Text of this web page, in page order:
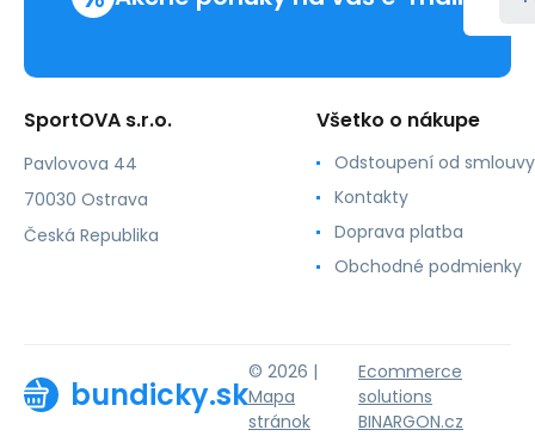
SportOVA s.r.o.
Pavlovova 44
70030 Ostrava
Česká Republika
Všetko o nákupe
Odstoupení od smlouvy
Kontakty
Doprava platba
Obchodné podmienky
bundicky.sk
© 2026 |
Mapa
stránok
Ecommerce
solutions
BINARGON.cz